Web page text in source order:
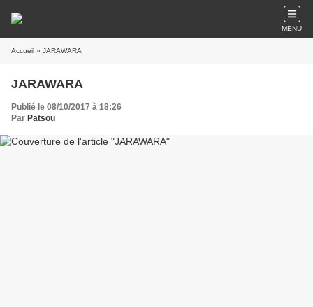
MENU
Accueil » JARAWARA
JARAWARA
Publié le 08/10/2017 à 18:26
Par Patsou